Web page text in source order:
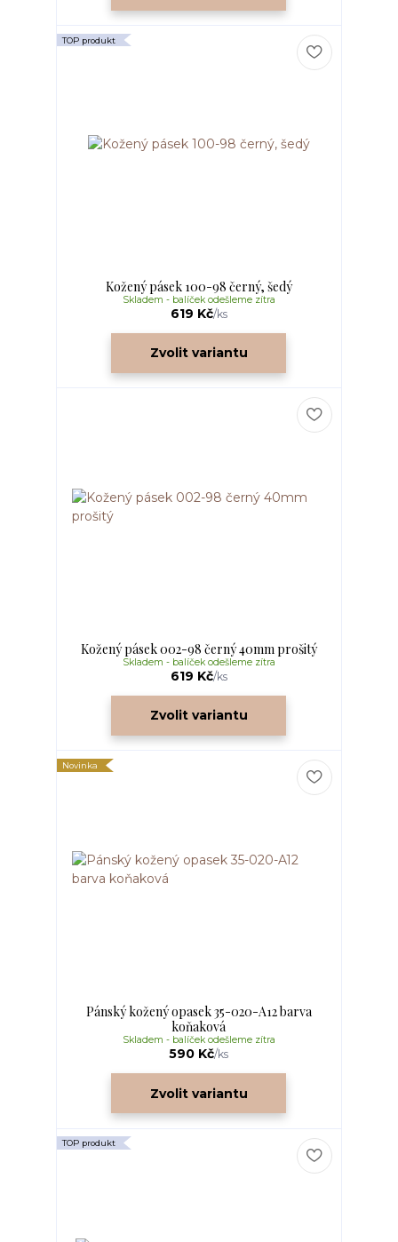
TOP produkt
Kožený pásek 100-98 černý, šedý
619 Kč/ks
Skladem - balíček odešleme zítra
Zvolit variantu
Kožený pásek 002-98 černý 40mm prošitý
619 Kč/ks
Skladem - balíček odešleme zítra
Zvolit variantu
Novinka
Pánský kožený opasek 35-020-A12 barva
koňaková
590 Kč/ks
Skladem - balíček odešleme zítra
Zvolit variantu
TOP produkt